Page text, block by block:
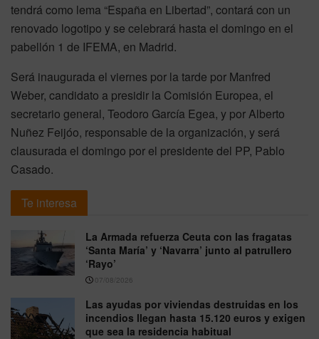
tendrá como lema “España en Libertad”, contará con un
renovado logotipo y se celebrará hasta el domingo en el
pabellón 1 de IFEMA, en Madrid.
Será inaugurada el viernes por la tarde por Manfred
Weber, candidato a presidir la Comisión Europea, el
secretario general, Teodoro García Egea, y por Alberto
Nuñez Feijóo, responsable de la organización, y será
clausurada el domingo por el presidente del PP, Pablo
Casado.
Te interesa
La Armada refuerza Ceuta con las fragatas
‘Santa María’ y ‘Navarra’ junto al patrullero
‘Rayo’
07/08/2026
Las ayudas por viviendas destruidas en los
incendios llegan hasta 15.120 euros y exigen
que sea la residencia habitual